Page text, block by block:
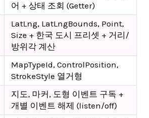
어 + 상태 조회 (Getter)
LatLng, LatLngBounds, Point,
Size + 한국 도시 프리셋 + 거리/
방위각 계산
MapTypeId, ControlPosition,
StrokeStyle 열거형
지도, 마커, 도형 이벤트 구독 +
개별 이벤트 해제 (listen/off)